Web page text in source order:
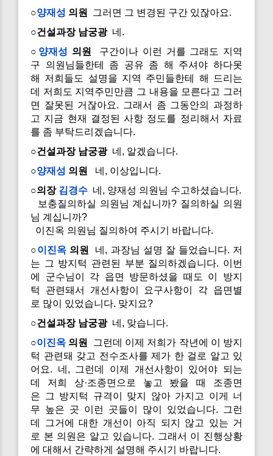
○양재성 의원
그러면 그 변경된 구간 있잖아요.
○건설과장 남궁광네.
○ 양재성 의원
구간이나 이런 거를 그래도 지역
구 의원님들한테 좀 공유 좀 해 주셔야 하다못
해 저희들도 설명을 지역 주민들한테 해 드리는
데 저희도 지역주민만큼 그 내용을 모른다고 그러
면 잘못된 거잖아요. 그래서 좀 그동안의 과정하
고 지금 현재 결정된 사항 정도를 정리해서 자료
를 좀 부탁드리겠습니다.
○건설과장 남궁광네, 알겠습니다.
○양재성 의원
네, 이상입니다.
○의장 김경수 네, 양재성 의원님 수고하셨습니다.
보충질의하실 의원님 계십니까? 질의하실 의원
님 계십니까?
이진옥 의원님 질의하여 주시기 바랍니다.
○이진옥 의원
네, 과장님 설명 잘 들었습니다. 저
는 그 방지턱 관련된 부분 질의하겠습니다. 이번
에 군수님이 각 읍면 방문하셨을 때도 이 방지
턱 관련돼서 개선사항이 요구사항이 각 읍면별
로 많이 있었습니다. 맞지요?
○건설과장 남궁광네, 맞습니다.
○이진옥 의원
그런데 이제 저희가 작년에 이 방지
턱 관련돼 갖고 전수조사를 제가 한 걸로 알고 있
어요. 네, 그런데 이제 개선사항이 있어야 되는
데 저희 상·조종면으로 놓고 봤을 때 조종면
은 그 방지턱 규격이 맞지 않아 가지고 이게 너
무 높은 곳 이런 곳들이 많이 있었습니다. 그런
데 그거에 대한 개선이 아직 되지 않고 있는 거
로 본 의원은 알고 있습니다. 그래서 이 진행상황
에 대해서 간략하게 설명해 주시기 바랍니다.